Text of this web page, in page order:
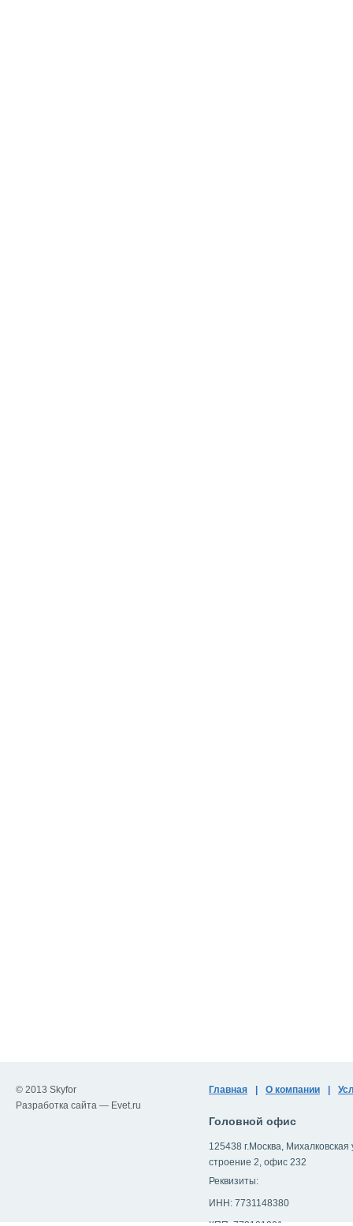
© 2013 Skyfor
Разработка сайта — Evet.ru
Главная О компании
Головной офис
125438 г.Москва, Михалковская
строение 2, офис 232
Реквизиты:
ИНН: 7731148380